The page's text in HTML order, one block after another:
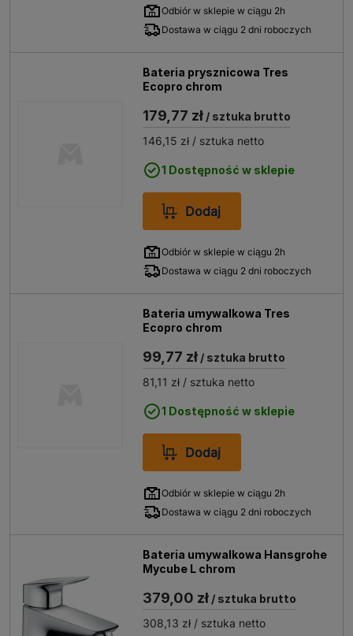
Odbiór w sklepie w ciągu 2h
Dostawa w ciągu 2 dni roboczych
Bateria prysznicowa Tres
Ecopro chrom
179,77 zł / sztuka brutto
146,15 zł / sztuka netto
1 Dostępność w sklepie
Dodaj
Odbiór w sklepie w ciągu 2h
Dostawa w ciągu 2 dni roboczych
Bateria umywalkowa Tres
Ecopro chrom
99,77 zł / sztuka brutto
81,11 zł / sztuka netto
1 Dostępność w sklepie
Dodaj
Odbiór w sklepie w ciągu 2h
Dostawa w ciągu 2 dni roboczych
Bateria umywalkowa Hansgrohe
Mycube L chrom
379,00 zł / sztuka brutto
308,13 zł / sztuka netto